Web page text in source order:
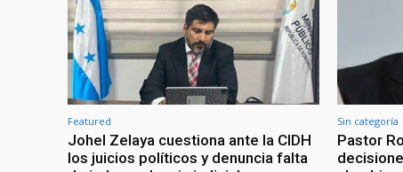
Featured
Johel Zelaya cuestiona ante la CIDH
los juicios políticos y denuncia falta
Sin categoría
Pastor